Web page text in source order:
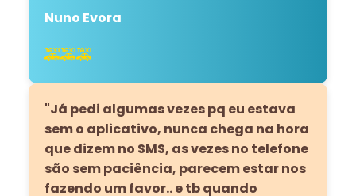
Nuno Evora
🚕🚕🚕
"Já pedi algumas vezes pq eu estava
sem o aplicativo, nunca chega na hora
que dizem no SMS, as vezes no telefone
são sem paciência, parecem estar nos
fazendo um favor.. e tb quando